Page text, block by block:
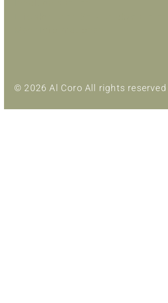
© 2026 Al Coro All rights reserved